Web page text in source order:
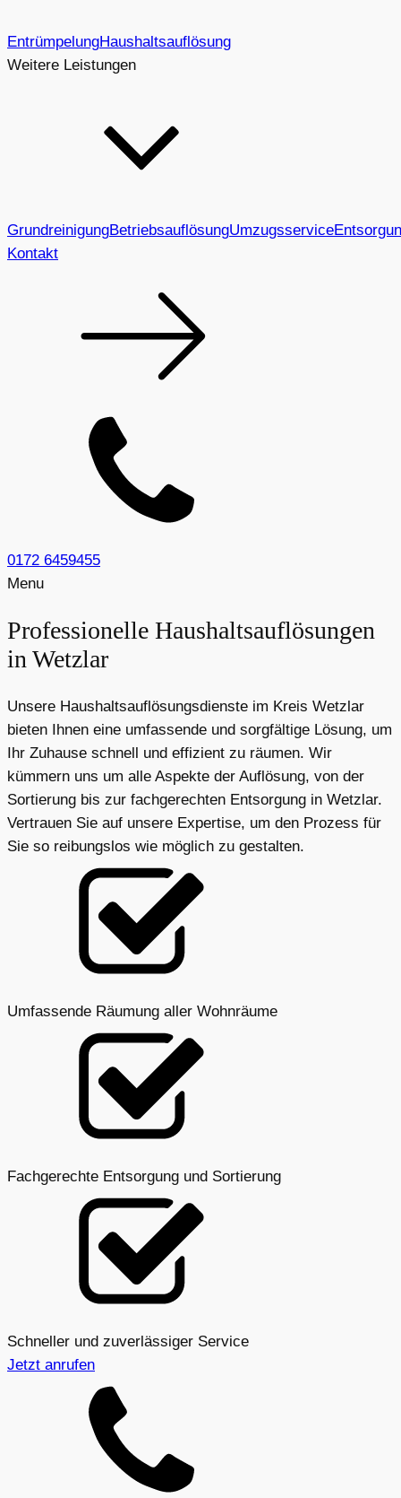
EntrümpelungHaushaltsauflösung
Weitere Leistungen
GrundreinigungBetriebsauflösungUmzugsservice
Kontakt
0172 6459455
Menu
Professionelle Haushaltsauflösungen
in Wetzlar
Unsere Haushaltsauflösungsdienste im Kreis Wetzlar
bieten Ihnen eine umfassende und sorgfältige Lösung, um
Ihr Zuhause schnell und effizient zu räumen. Wir
kümmern uns um alle Aspekte der Auflösung, von der
Sortierung bis zur fachgerechten Entsorgung in Wetzlar.
Vertrauen Sie auf unsere Expertise, um den Prozess für
Sie so reibungslos wie möglich zu gestalten.
Umfassende Räumung aller Wohnräume
Fachgerechte Entsorgung und Sortierung
Schneller und zuverlässiger Service
Jetzt anrufen